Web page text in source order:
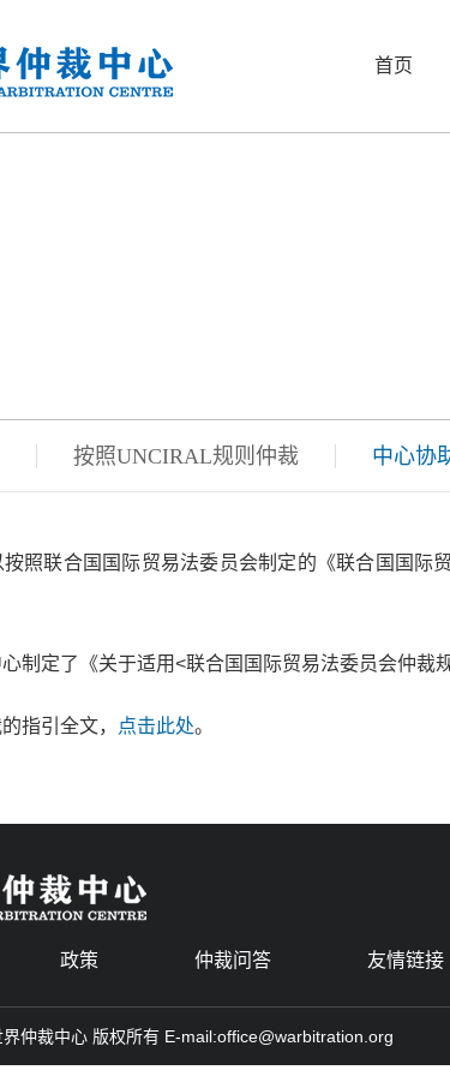
首页
按照UNCIRAL规则仲裁 中心协
照联合国国际贸易法委员会制定的《联合国国
制定了《关于适用<联合国国际贸易法委员会仲裁
指引全文， 点击此处。
政策 仲裁问答 友情链接
仲裁中心 版权所有 E-mail:office@warbitration.org